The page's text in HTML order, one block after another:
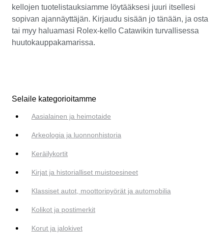
kellojen tuotelistauksiamme löytääksesi juuri itsellesi
sopivan ajannäyttäjän. Kirjaudu sisään jo tänään, ja osta
tai myy haluamasi Rolex-kello Catawikin turvallisessa
huutokauppakamarissa.
Selaile kategorioitamme
Aasialainen ja heimotaide
Arkeologia ja luonnonhistoria
Keräilykortit
Kirjat ja historialliset muistoesineet
Klassiset autot, moottoripyörät ja automobilia
Kolikot ja postimerkit
Korut ja jalokivet